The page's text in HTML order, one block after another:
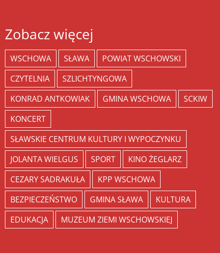
Zobacz więcej
WSCHOWA SŁAWA
POWIAT WSCHOWSKI
CZYTELNIA
SZLICHTYNGOWA
KONRAD ANTKOWIAK
GMINA WSCHOWA
SCKIW
KONCERT
SŁAWSKIE CENTRUM KULTURY I WYPOCZYNKU
JOLANTA WIELGUS
SPORT
KINO ŻEGLARZ
CEZARY SADRAKUŁA
KPP WSCHOWA
BEZPIECZEŃSTWO
GMINA SŁAWA
KULTURA
EDUKACJA
MUZEUM ZIEMI WSCHOWSKIEJ